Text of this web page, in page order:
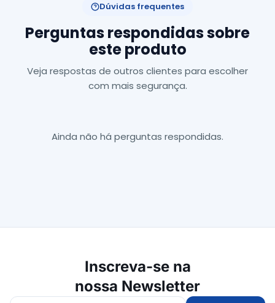
Dúvidas frequentes
Perguntas respondidas sobre
este produto
Veja respostas de outros clientes para escolher
com mais segurança.
Ainda não há perguntas respondidas.
Inscreva-se na
nossa Newsletter